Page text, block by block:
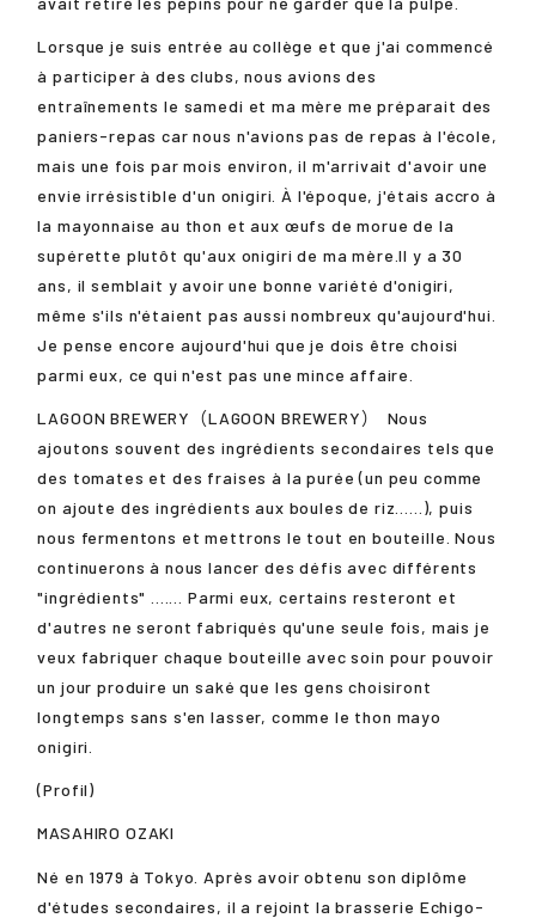
Lorsque je suis entrée au collège et que j'ai commencé
à participer à des clubs, nous avions des
entraînements le samedi et ma mère me préparait des
paniers-repas car nous n'avions pas de repas à l'école,
mais une fois par mois environ, il m'arrivait d'avoir une
envie irrésistible d'un onigiri. À l'époque, j'étais accro à
la mayonnaise au thon et aux œufs de morue de la
supérette plutôt qu'aux onigiri de ma mère.Il y a 30
ans, il semblait y avoir une bonne variété d'onigiri,
même s'ils n'étaient pas aussi nombreux qu'aujourd'hui.
Je pense encore aujourd'hui que je dois être choisi
parmi eux, ce qui n'est pas une mince affaire.
LAGOON BREWERY（LAGOON BREWERY）
Nous
ajoutons souvent des ingrédients secondaires tels que
des tomates et des fraises à la purée (un peu comme
on ajoute des ingrédients aux boules de riz......), puis
nous fermentons et mettrons le tout en bouteille. Nous
continuerons à nous lancer des défis avec différents
"ingrédients" ....... Parmi eux, certains resteront et
d'autres ne seront fabriqués qu'une seule fois, mais je
veux fabriquer chaque bouteille avec soin pour pouvoir
un jour produire un saké que les gens choisiront
longtemps sans s'en lasser, comme le thon mayo
onigiri.
(Profil)
MASAHIRO OZAKI
Né en 1979 à Tokyo. Après avoir obtenu son diplôme
d'études secondaires, il a rejoint la brasserie Echigo-